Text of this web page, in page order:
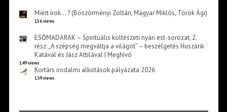
Miért írok… ? (Böszörményi Zoltán, Magyar Miklós, Török Ági)
156 views
ESŐMADARAK – Spirituális költészeti nyári est-sorozat, 2.
rész: „A szépség megváltja a világot” – beszélgetés Huszárik
Katával és Jász Attilával | Meghívó
149 views
Kortárs irodalmi alkotások pályázata 2026
139 views